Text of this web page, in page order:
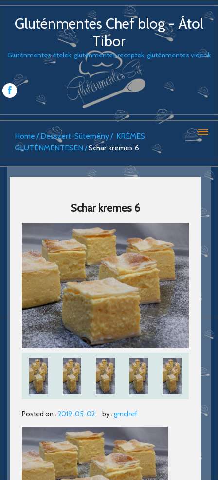
Gluténmentes Chef blog - Átol
Tibor
Gluténmentes ételek, gluténmentes receptek, gluténmentes videók
Home Desszert-Sütemény
KRÉMES
GLUTÉNMENTESEN
Schar kremes 6
Schar kremes 6
Posted on : 2019-05-02 by : gmchef